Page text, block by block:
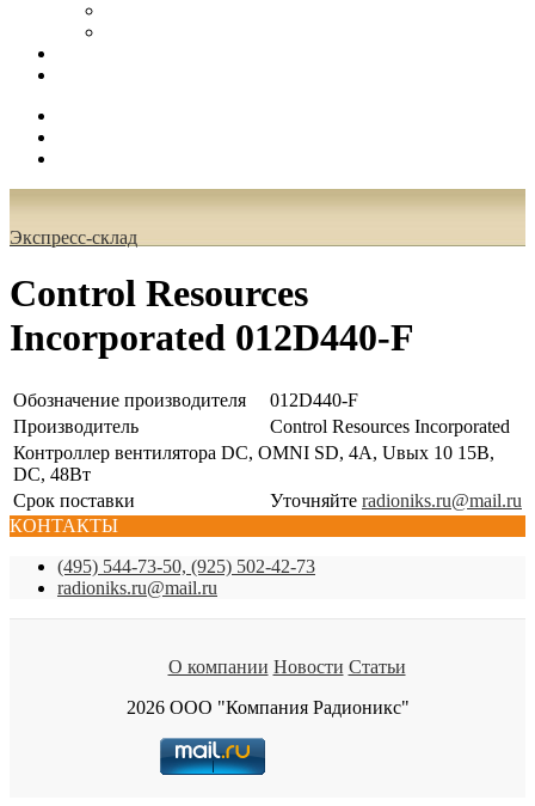
Экспресс-склад
Control Resources
Incorporated 012D440-F
Обозначение производителя
012D440-F
Производитель
Control Resources Incorporated
Контроллер вентилятора DC, OMNI SD, 4А, Uвых 10 15В,
DC, 48Вт
Срок поставки
Уточняйте radioniks.ru@mail.ru
КОНТАКТЫ
(495) 544-73-50, (925) 502-42-73
radioniks.ru@mail.ru
О компании Новости Статьи
2026 ООО "Компания Радионикс"